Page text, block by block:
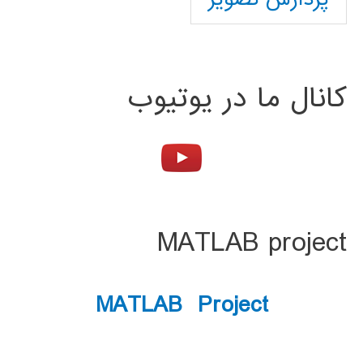
کانال ما در یوتیوب
MATLAB project
MATLAB Project